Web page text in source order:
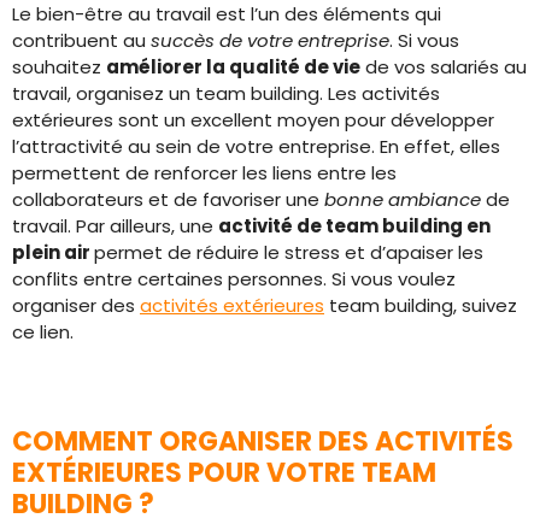
Le bien-être au travail est l’un des éléments qui
contribuent au succès de votre entreprise. Si vous
souhaitez améliorer la qualité de viede vos salariés au
travail, organisez un team building. Les activités
extérieures sont un excellent moyen pour développer
l’attractivité au sein de votre entreprise. En effet, elles
permettent de renforcer les liens entre les
collaborateurs et de favoriser une bonne ambiancede
travail. Par ailleurs, une activité de team building en
plein airpermet de réduire le stress et d’apaiser les
conflits entre certaines personnes. Si vous voulez
organiser des activités extérieures team building, suivez
ce lien.
COMMENT ORGANISER DES ACTIVITÉS
EXTÉRIEURES POUR VOTRE TEAM
BUILDING ?